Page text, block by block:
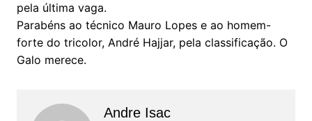
pela última vaga.
Parabéns ao técnico Mauro Lopes e ao homem-
forte do tricolor, André Hajjar, pela classificação. O
Galo merece.
Andre Isac